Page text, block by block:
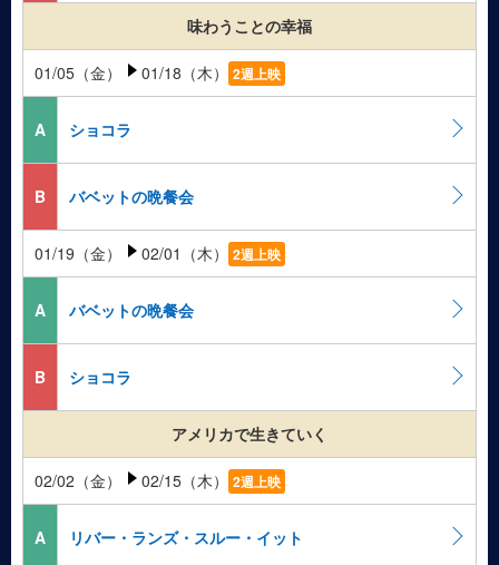
味わうことの幸福
01/05（金） 01/18（木） 2週上映
A ショコラ
B バベットの晩餐会
01/19（金） 02/01（木） 2週上映
A バベットの晩餐会
B ショコラ
アメリカで生きていく
02/02（金） 02/15（木） 2週上映
A リバー・ランズ・スルー・イット